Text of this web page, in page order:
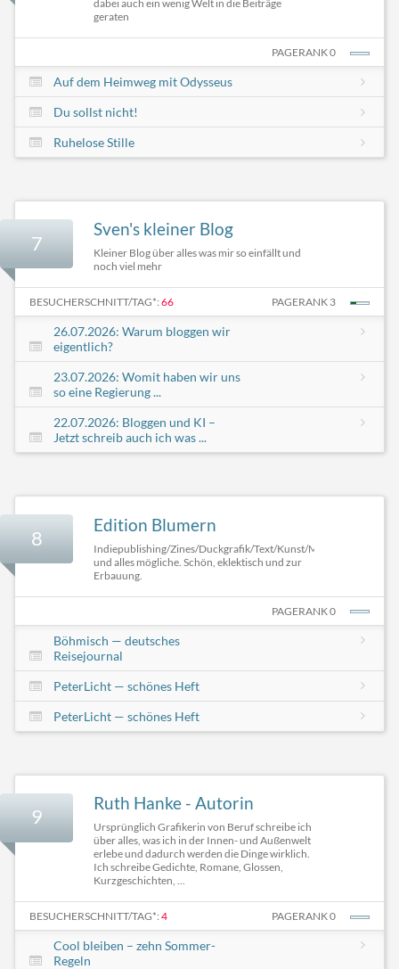
dabei auch ein wenig Welt in die Beiträge
geraten
PAGERANK 0
Auf dem Heimweg mit Odysseus
Du sollst nicht!
Ruhelose Stille
7
Sven's kleiner Blog
Kleiner Blog über alles was mir so einfällt und
noch viel mehr
BESUCHERSCHNITT/TAG*: 66 PAGERANK 3
26.07.2026: Warum bloggen wir
eigentlich?
23.07.2026: Womit haben wir uns
so eine Regierung ...
22.07.2026: Bloggen und KI –
Jetzt schreib auch ich was ...
8
Edition Blumern
Indiepublishing/Zines/Duckgrafik/Text/Kunst/Multiples
und alles mögliche. Schön, eklektisch und zur
Erbauung.
PAGERANK 0
Böhmisch — deutsches
Reisejournal
PeterLicht — schönes Heft
PeterLicht — schönes Heft
9
Ruth Hanke - Autorin
Ursprünglich Grafikerin von Beruf schreibe ich
über alles, was ich in der Innen- und Außenwelt
erlebe und dadurch werden die Dinge wirklich.
Ich schreibe Gedichte, Romane, Glossen,
Kurzgeschichten, ...
BESUCHERSCHNITT/TAG*: 4 PAGERANK 0
Cool bleiben – zehn Sommer-
Regeln